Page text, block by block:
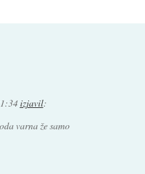
izjavil:
varna že samo